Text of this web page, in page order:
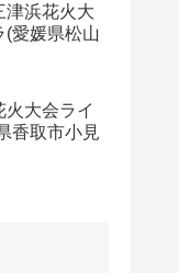
津浜花火大
(愛媛県松山
大会ライ
香取市小見